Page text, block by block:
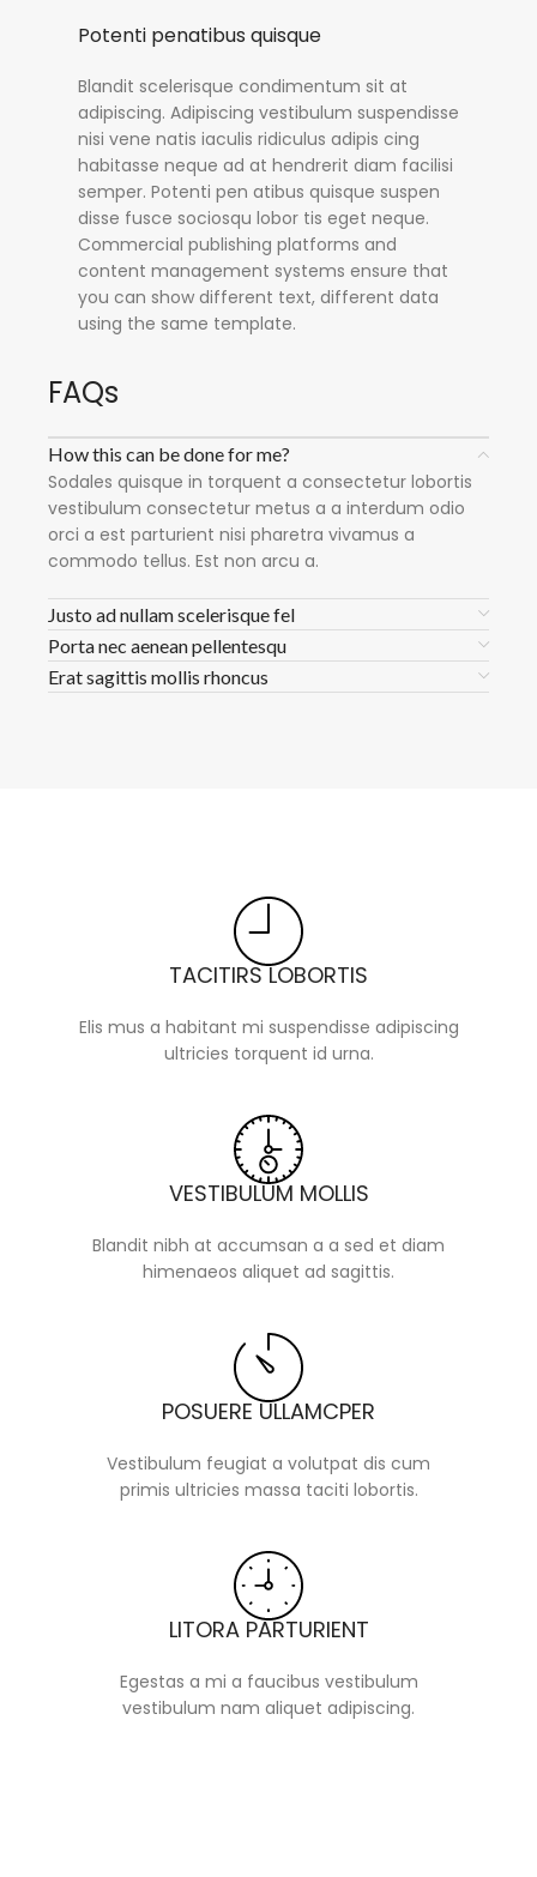
Potenti penatibus quisque
Blandit scelerisque condimentum sit at
adipiscing. Adipiscing vestibulum suspendisse
nisi vene natis iaculis ridiculus adipis cing
habitasse neque ad at hendrerit diam facilisi
semper. Potenti pen atibus quisque suspen
disse fusce sociosqu lobor tis eget neque.
Commercial publishing platforms and
content management systems ensure that
you can show different text, different data
using the same template.
FAQs
How this can be done for me?
Sodales quisque in torquent a consectetur lobortis
vestibulum consectetur metus a a interdum odio
orci a est parturient nisi pharetra vivamus a
commodo tellus. Est non arcu a.
Justo ad nullam scelerisque fel
Porta nec aenean pellentesqu
Erat sagittis mollis rhoncus
TACITIRS LOBORTIS
Elis mus a habitant mi suspendisse adipiscing
ultricies torquent id urna.
VESTIBULUM MOLLIS
Blandit nibh at accumsan a a sed et diam
himenaeos aliquet ad sagittis.
POSUERE ULLAMCPER
Vestibulum feugiat a volutpat dis cum
primis ultricies massa taciti lobortis.
LITORA PARTURIENT
Egestas a mi a faucibus vestibulum
vestibulum nam aliquet adipiscing.